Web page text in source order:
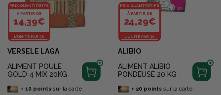
PRIX QUANTITATIFS
À PARTIR DE
14,39€
L'UNITÉ PAR 36
VERSELE LAGA
ALIMENT POULE
GOLD 4 MIX 20KG
+ 10pointssur la carte
PRIX QUANTITATIFS
À PARTIR DE
24,29€
L'UNITÉ PAR 36
ALIBIO
ALIMENT ALIBIO
PONDEUSE 20 KG
+ 20pointssur la carte